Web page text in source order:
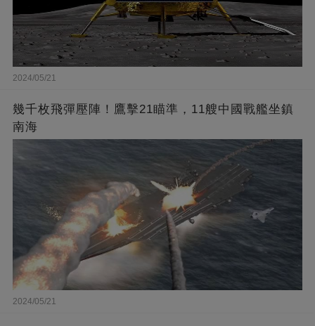
2024/05/21
幾千枚飛彈壓陣！鷹擊21瞄準，11艘中國戰艦坐鎮
南海
2024/05/21